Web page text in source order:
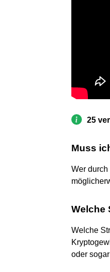
25
Muss
Wer durch
Welche
Welche
oder